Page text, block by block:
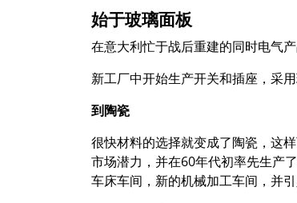
始于玻璃面板
在意大利忙于战后重建的同时电气
新工厂中开始生产开关和插座，采
到陶瓷
很快材料的选择就变成了陶瓷，这
市场潜力，并在60年代初率先生产
车床车间，新的机械加工车间，并